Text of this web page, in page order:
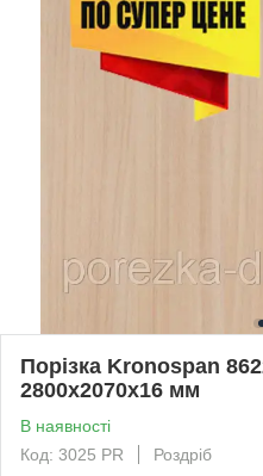
Порізка Kronospan
2800х2070х16 мм
В наявності
Код: 3025 PR
Роздріб